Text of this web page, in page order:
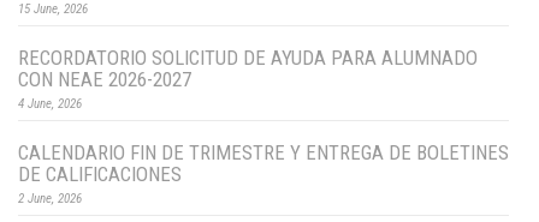
15 June, 2026
RECORDATORIO SOLICITUD DE AYUDA PARA ALUMNADO
CON NEAE 2026-2027
4 June, 2026
CALENDARIO FIN DE TRIMESTRE Y ENTREGA DE BOLETINES
DE CALIFICACIONES
2 June, 2026